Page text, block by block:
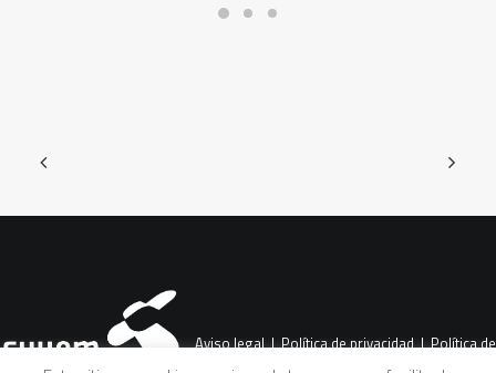
Aviso legal|Política de privacidad|Política de